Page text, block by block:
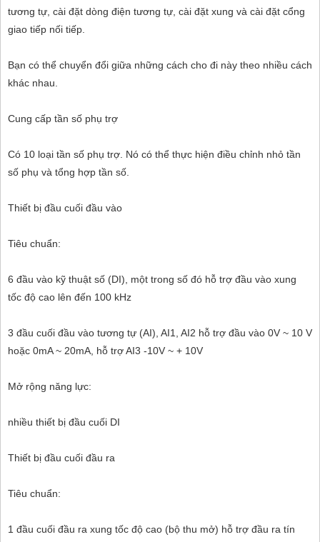
tương tự, cài đặt dòng điện tương tự, cài đặt xung và cài đặt cổng
giao tiếp nối tiếp.
Bạn có thể chuyển đổi giữa những cách cho đi này theo nhiều cách
khác nhau.
Cung cấp tần số phụ trợ
Có 10 loại tần số phụ trợ. Nó có thể thực hiện điều chỉnh nhỏ tần
số phụ và tổng hợp tần số.
Thiết bị đầu cuối đầu vào
Tiêu chuẩn:
6 đầu vào kỹ thuật số (DI), một trong số đó hỗ trợ đầu vào xung
tốc độ cao lên đến 100 kHz
3 đầu cuối đầu vào tương tự (AI), AI1, AI2 hỗ trợ đầu vào 0V ~ 10 V
hoặc 0mA ~ 20mA, hỗ trợ AI3 -10V ~ + 10V
Mở rộng năng lực:
nhiều thiết bị đầu cuối DI
Thiết bị đầu cuối đầu ra
Tiêu chuẩn:
1 đầu cuối đầu ra xung tốc độ cao (bộ thu mở) hỗ trợ đầu ra tín